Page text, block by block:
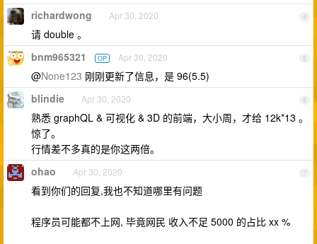
4
richardwong Apr 30, 2020
请 double 。
5
bnm965321 OP Apr 30, 2020
@None123 刚刚更新了信息，是 96(5.5)
6
blindie Apr 30, 2020
熟悉 graphQL & 可视化 & 3D 的前端，大小周，才给 12k*13 。
惊了。
行情差不多真的是你这两倍。
7
ohao Apr 30, 2020
看到你们的回复,我也不知道哪里有问题
程序员可能都不上网, 毕竟网民 收入不足 5000 的占比 xx %